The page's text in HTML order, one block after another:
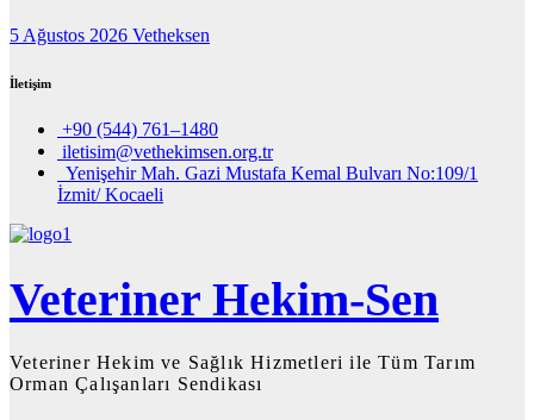
5 Ağustos 2026 Vetheksen
İletişim
+90 (544) 761–1480
iletisim@vethekimsen.org.tr
Yenişehir Mah. Gazi Mustafa Kemal Bulvarı No:109/1
İzmit/ Kocaeli
Veteriner Hekim-Sen
Veteriner Hekim ve Sağlık Hizmetleri ile Tüm Tarım
Orman Çalışanları Sendikası